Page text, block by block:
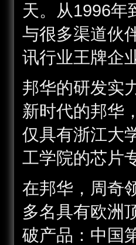
天。从1996年
与很多渠道伙
讯行业王牌企
邦华的研发实
新时代的邦华
仅具有浙江大
工学院的芯片
在邦华，周奇
多名具有欧洲
破产品：中国